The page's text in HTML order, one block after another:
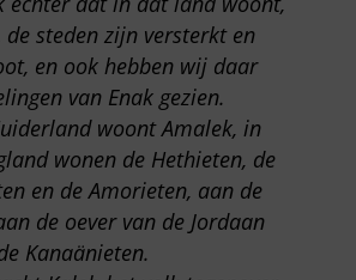
de steden zijn versterkt en
en ook hebben wij daar
van Enak gezien.
woont Amalek, in
wonen de Hethieten, de
en de Amorieten, aan de
de oever van de Jordaan
Kanaänieten.